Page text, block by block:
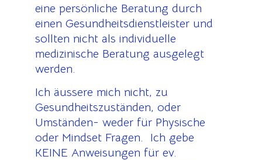
eine persönliche Beratung durch
einen Gesundheitsdienstleister und
sollten nicht als individuelle
medizinische Beratung ausgelegt
werden.
Ich äussere mich nicht, zu
Gesundheitszuständen, oder
Umständen- weder für Physische
oder Mindset Fragen. Ich gebe
KEINE Anweisungen für ev.